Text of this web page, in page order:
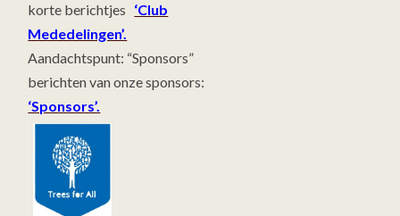
korte berichtjes ‘Club
Mededelingen’.
Aandachtspunt: “Sponsors”
berichten van onze sponsors:
‘Sponsors’.